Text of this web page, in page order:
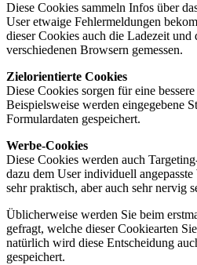
Diese Cookies sammeln Infos über
User etwaige Fehlermeldungen
dieser Cookies auch die Ladezeit und
verschiedenen Browsern gemessen.
Zielorientierte Cookies
Diese Cookies sorgen für eine
Beispielsweise werden eingegebene
Formulardaten gespeichert.
Werbe-Cookies
Diese Cookies werden auch
dazu dem User individuell
sehr praktisch, aber auch sehr nervig
Üblicherweise werden Sie beim
gefragt, welche dieser Cookiearten
natürlich wird diese Entscheidung
gespeichert.